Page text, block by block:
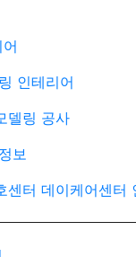
인테리어
델링 공사
보
센터 데이케어센터